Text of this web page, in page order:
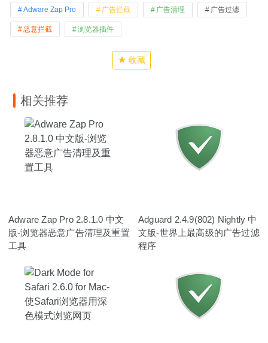
Adware Zap Pro 广告拦截 广告清理 广告过滤
恶意拦截 浏览器插件
收藏
相关推荐
Adware Zap Pro 2.8.1.0 中文
版-浏览器恶意广告清理及重置
工具
Adguard 2.4.9(802) Nightly 中
文版-世界上最高级的广告过滤
程序